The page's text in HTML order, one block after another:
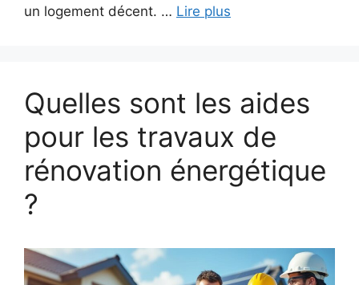
un logement décent. … Lire plus
Quelles sont les aides
pour les travaux de
rénovation énergétique
?